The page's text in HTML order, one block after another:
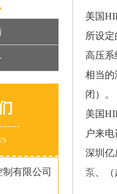
有限公司
美国
所设
高压系
相当的
闭）。
美国
户来电
深圳亿
泵 、